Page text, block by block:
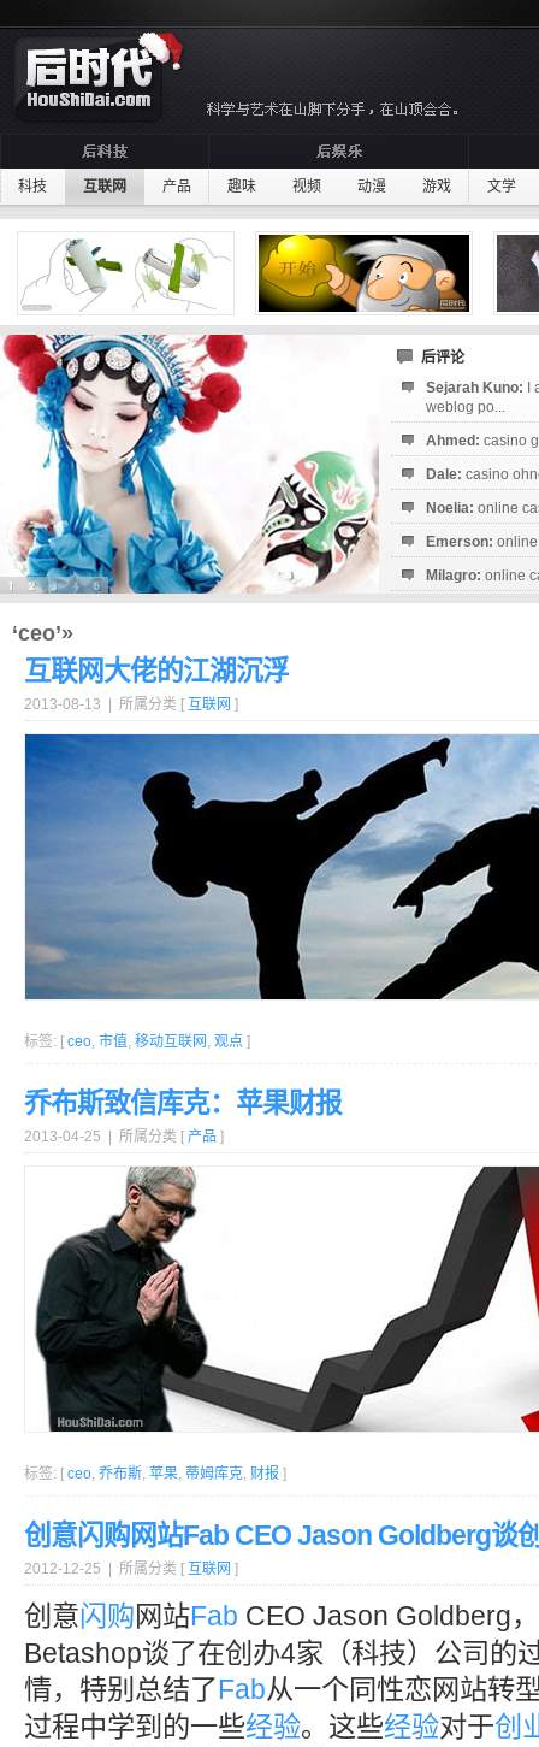
科技 互联网 产品 趣味 视频 动漫 游戏 文学
后评论
Sejarah Kuno:
weblog po...
Ahmed: casino
Dale: casino
Noelia: online
Emerson:
Milagro: online
‘ceo’»
互联网大佬的江湖沉浮
2013-08-13 | 所属分类 [ 互联网 ]
标签: [ ceo, 市值, 移动互联网 , 观点 ]
乔布斯致信库克：苹果财报
2013-04-25 | 所属分类 [ 产品 ]
标签: [ ceo, 乔布斯, 苹果, 蒂姆库克, 财报 ]
创意闪购网站Fab CEO Jason Goldberg谈
2012-12-25 | 所属分类 [ 互联网 ]
创意闪购网站Fab CEO Jason Goldberg
Betashop谈了在创办4家（科技）公司的
情，特别总结了Fab从一个同性恋网站转
过程中学到的一些经验。这些经验对于创